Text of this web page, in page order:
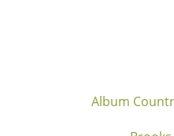
Album